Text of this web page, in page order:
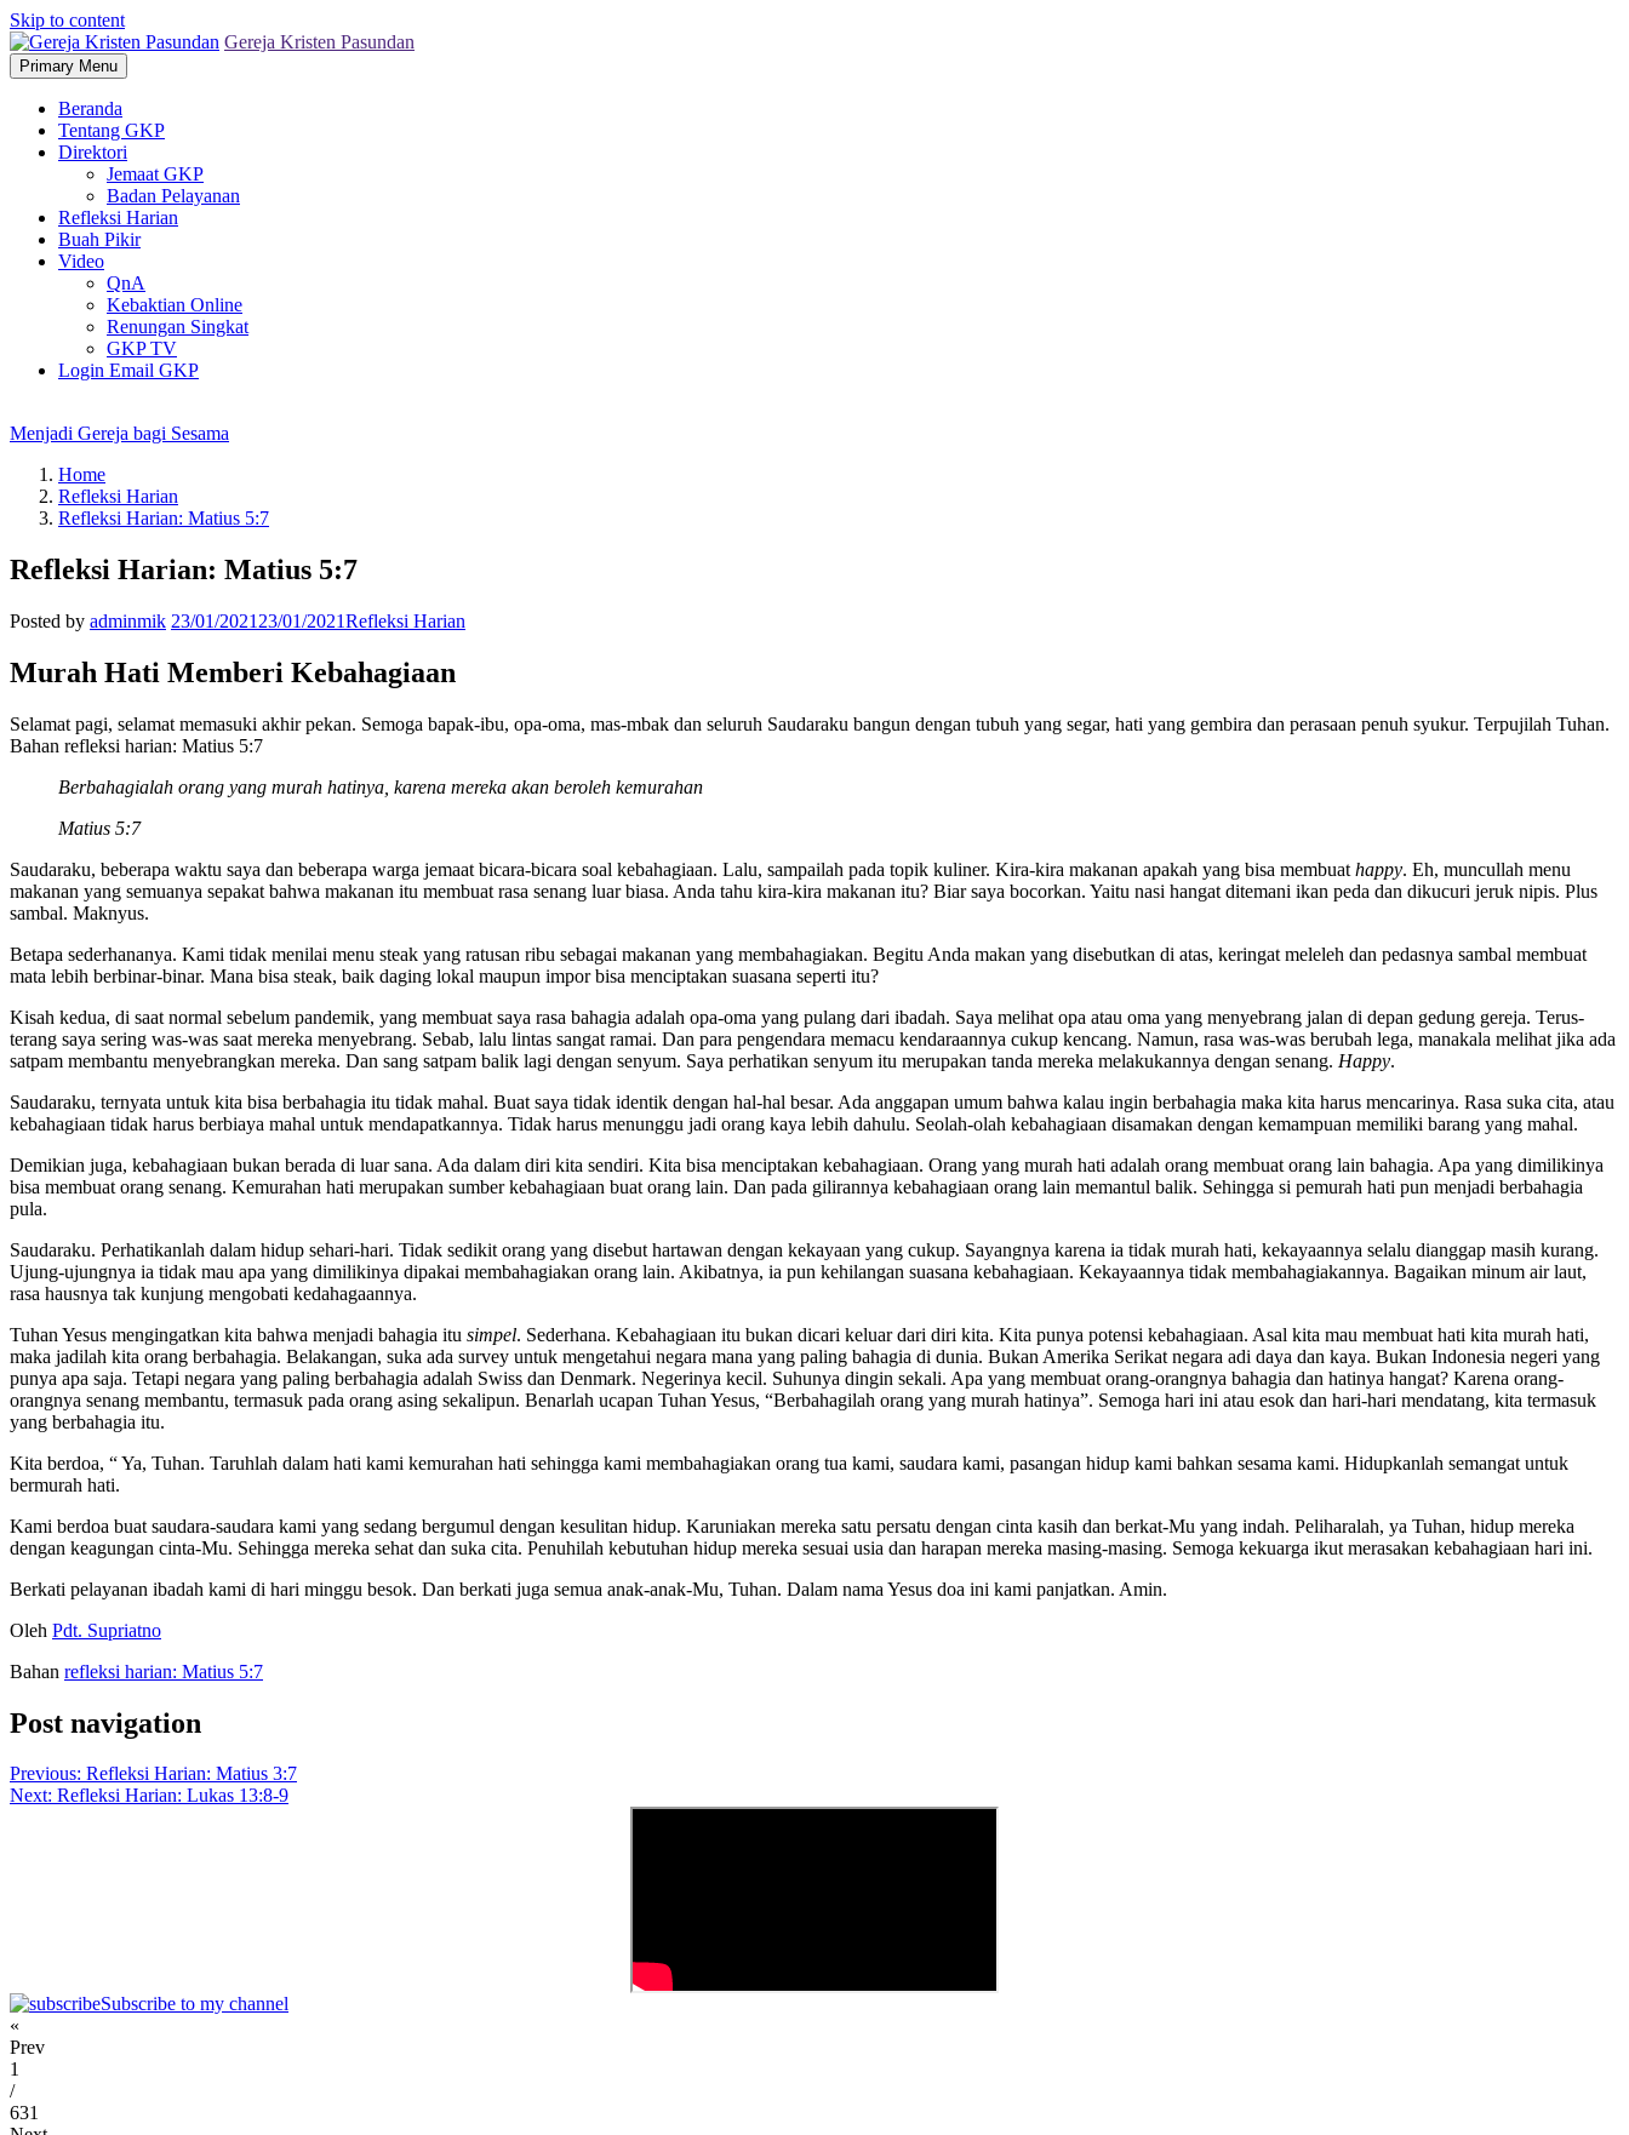
Skip to content
Gereja Kristen Pasundan
Primary Menu
Beranda
Tentang GKP
Direktori
Jemaat GKP
Badan Pelayanan
Refleksi Harian
Buah Pikir
Video
QnA
Kebaktian Online
Renungan Singkat
GKP TV
Login Email GKP
Menjadi Gereja bagi Sesama
Home
Refleksi Harian
Refleksi Harian: Matius 5:7
Refleksi Harian: Matius 5:7
Posted by adminmik 23/01/2021 23/01/2021Refleksi Harian
Murah Hati Memberi Kebahagiaan
Selamat pagi, selamat memasuki akhir pekan. Semoga bapak-ibu, opa-oma, mas-mbak dan seluruh Saudaraku bangun dengan tubuh yang segar, hati yang gembira dan perasaan penuh syukur. Terpujilah Tuhan.
Bahan refleksi harian: Matius 5:7
Berbahagialah orang yang murah hatinya, karena mereka akan beroleh kemurahan
Matius 5:7
Saudaraku, beberapa waktu saya dan beberapa warga jemaat bicara-bicara soal kebahagiaan. Lalu, sampailah pada topik kuliner. Kira-kira makanan apakah yang bisa membuat happy. Eh, muncullah menu
makanan yang semuanya sepakat bahwa makanan itu membuat rasa senang luar biasa. Anda tahu kira-kira makanan itu? Biar saya bocorkan. Yaitu nasi hangat ditemani ikan peda dan dikucuri jeruk nipis. Plus
sambal. Maknyus.
Betapa sederhananya. Kami tidak menilai menu steak yang ratusan ribu sebagai makanan yang membahagiakan. Begitu Anda makan yang disebutkan di atas, keringat meleleh dan pedasnya sambal membuat
mata lebih berbinar-binar. Mana bisa steak, baik daging lokal maupun impor bisa menciptakan suasana seperti itu?
Kisah kedua, di saat normal sebelum pandemik, yang membuat saya rasa bahagia adalah opa-oma yang pulang dari ibadah. Saya melihat opa atau oma yang menyebrang jalan di depan gedung gereja. Terus-
terang saya sering was-was saat mereka menyebrang. Sebab, lalu lintas sangat ramai. Dan para pengendara memacu kendaraannya cukup kencang. Namun, rasa was-was berubah lega, manakala melihat jika ada
satpam membantu menyebrangkan mereka. Dan sang satpam balik lagi dengan senyum. Saya perhatikan senyum itu merupakan tanda mereka melakukannya dengan senang. Happy.
Saudaraku, ternyata untuk kita bisa berbahagia itu tidak mahal. Buat saya tidak identik dengan hal-hal besar. Ada anggapan umum bahwa kalau ingin berbahagia maka kita harus mencarinya. Rasa suka cita, atau
kebahagiaan tidak harus berbiaya mahal untuk mendapatkannya. Tidak harus menunggu jadi orang kaya lebih dahulu. Seolah-olah kebahagiaan disamakan dengan kemampuan memiliki barang yang mahal.
Demikian juga, kebahagiaan bukan berada di luar sana. Ada dalam diri kita sendiri. Kita bisa menciptakan kebahagiaan. Orang yang murah hati adalah orang membuat orang lain bahagia. Apa yang dimilikinya
bisa membuat orang senang. Kemurahan hati merupakan sumber kebahagiaan buat orang lain. Dan pada gilirannya kebahagiaan orang lain memantul balik. Sehingga si pemurah hati pun menjadi berbahagia
pula.
Saudaraku. Perhatikanlah dalam hidup sehari-hari. Tidak sedikit orang yang disebut hartawan dengan kekayaan yang cukup. Sayangnya karena ia tidak murah hati, kekayaannya selalu dianggap masih kurang.
Ujung-ujungnya ia tidak mau apa yang dimilikinya dipakai membahagiakan orang lain. Akibatnya, ia pun kehilangan suasana kebahagiaan. Kekayaannya tidak membahagiakannya. Bagaikan minum air laut,
rasa hausnya tak kunjung mengobati kedahagaannya.
Tuhan Yesus mengingatkan kita bahwa menjadi bahagia itu simpel. Sederhana. Kebahagiaan itu bukan dicari keluar dari diri kita. Kita punya potensi kebahagiaan. Asal kita mau membuat hati kita murah hati,
maka jadilah kita orang berbahagia. Belakangan, suka ada survey untuk mengetahui negara mana yang paling bahagia di dunia. Bukan Amerika Serikat negara adi daya dan kaya. Bukan Indonesia negeri yang
punya apa saja. Tetapi negara yang paling berbahagia adalah Swiss dan Denmark. Negerinya kecil. Suhunya dingin sekali. Apa yang membuat orang-orangnya bahagia dan hatinya hangat? Karena orang-
orangnya senang membantu, termasuk pada orang asing sekalipun. Benarlah ucapan Tuhan Yesus, “Berbahagilah orang yang murah hatinya”. Semoga hari ini atau esok dan hari-hari mendatang, kita termasuk
yang berbahagia itu.
Kita berdoa, “ Ya, Tuhan. Taruhlah dalam hati kami kemurahan hati sehingga kami membahagiakan orang tua kami, saudara kami, pasangan hidup kami bahkan sesama kami. Hidupkanlah semangat untuk
bermurah hati.
Kami berdoa buat saudara-saudara kami yang sedang bergumul dengan kesulitan hidup. Karuniakan mereka satu persatu dengan cinta kasih dan berkat-Mu yang indah. Peliharalah, ya Tuhan, hidup mereka
dengan keagungan cinta-Mu. Sehingga mereka sehat dan suka cita. Penuhilah kebutuhan hidup mereka sesuai usia dan harapan mereka masing-masing. Semoga kekuarga ikut merasakan kebahagiaan hari ini.
Berkati pelayanan ibadah kami di hari minggu besok. Dan berkati juga semua anak-anak-Mu, Tuhan. Dalam nama Yesus doa ini kami panjatkan. Amin.
Oleh Pdt. Supriatno
Bahan refleksi harian: Matius 5:7
Post navigation
Previous: Refleksi Harian: Matius 3:7
Next: Refleksi Harian: Lukas 13:8-9
Subscribe to my channel
«
Prev
1
/
631